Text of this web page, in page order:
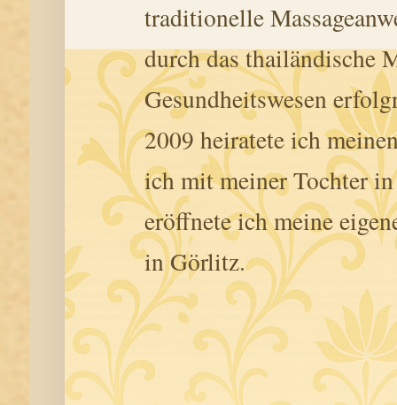
traditionelle
durch das thailändische
Gesundheitswesen
2009 heiratete ich
ich mit meiner Tochter
eröffnete ich meine
in Görlitz.